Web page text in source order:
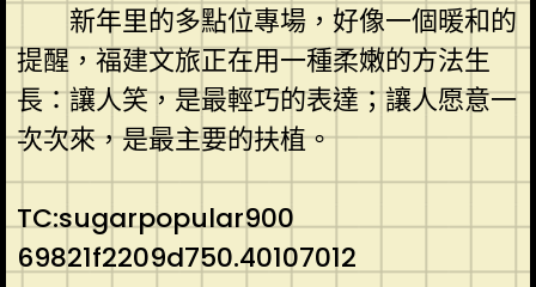
新年里的多點位專場，好像一個暖和的
提醒，福建文旅正在用一種柔嫩的方法生
長：讓人笑，是最輕巧的表達；讓人愿意一
次次來，是最主要的扶植。
TC:sugarpopular900
69821f2209d750.40107012